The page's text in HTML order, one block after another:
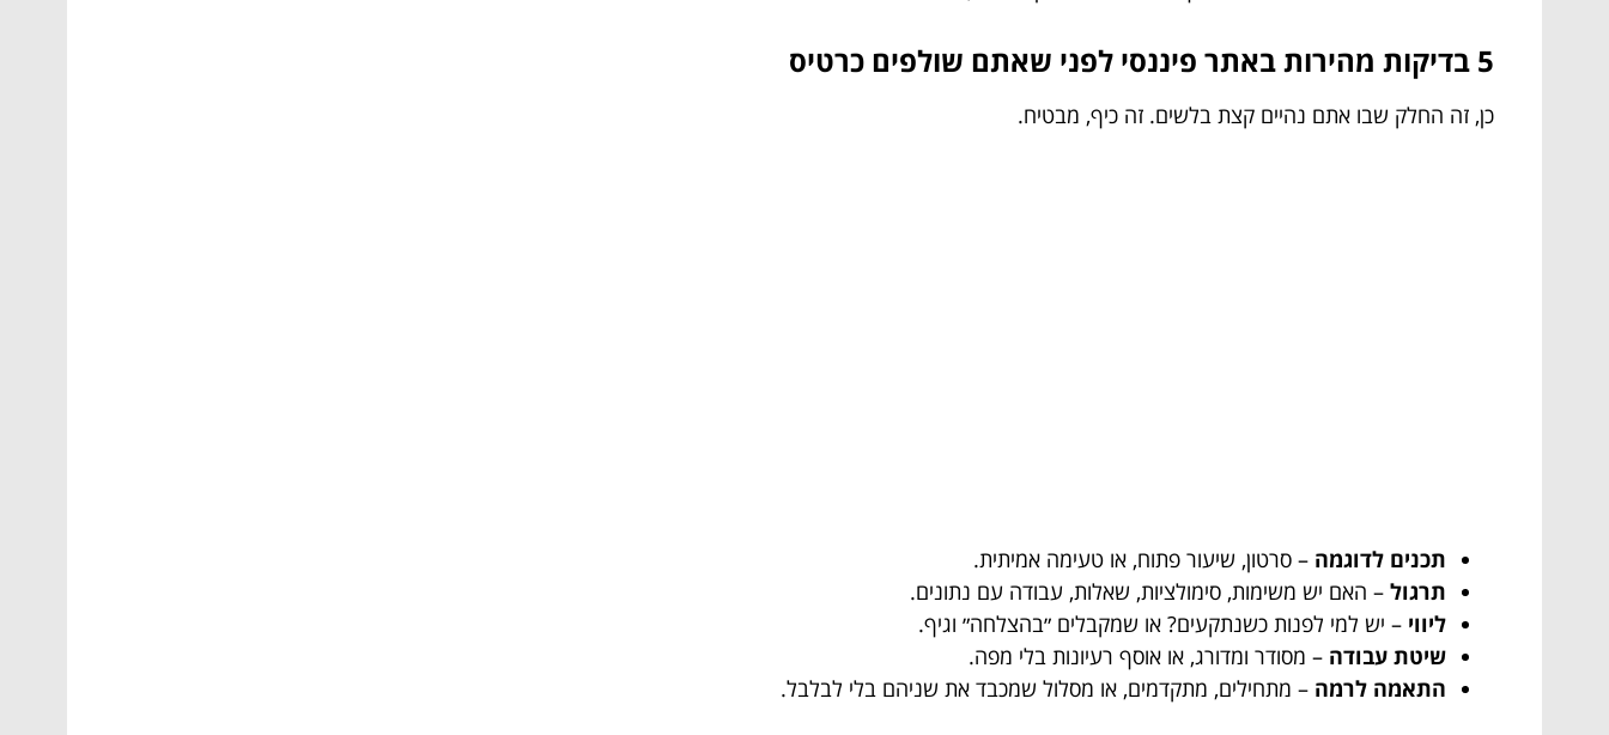
5 בדיקות מהירות באתר פיננסי לפני שאתם שולפים כרטיס
כן, זה החלק שבו אתם נהיים קצת בלשים. זה כיף, מבטיח.
תכנים לדוגמה – סרטון, שיעור פתוח, או טעימה אמיתית.
תרגול – האם יש משימות, סימולציות, שאלות, עבודה עם נתונים.
ליווי – יש למי לפנות כשנתקעים? או שמקבלים ״בהצלחה״ וגיף.
שיטת עבודה – מסודר ומדורג, או אוסף רעיונות בלי מפה.
התאמה לרמה – מתחילים, מתקדמים, או מסלול שמכבד את שניהם בלי לבלבל.